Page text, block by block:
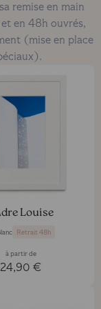
remise en main
en 48h ouvrés,
(mise en place
Louise
Retrait 48h
à partir de
24,90 €